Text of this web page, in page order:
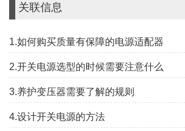
关联信息
1.如何购买质量有保障的电源适配器
2.开关电源选型的时候需要注意什么
3.养护变压器需要了解的规则
4.设计开关电源的方法